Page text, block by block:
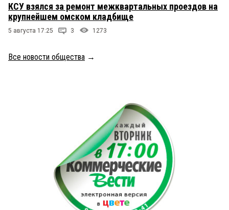
КСУ взялся за ремонт межквартальных проездов на
крупнейшем омском кладбище
5 августа 17:25 3 1273
Все новости общества →